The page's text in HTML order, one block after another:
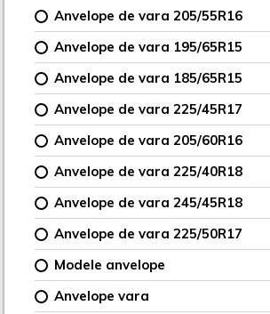
Anvelope de vara 205/55R16
Anvelope de vara 195/65R15
Anvelope de vara 185/65R15
Anvelope de vara 225/45R17
Anvelope de vara 205/60R16
Anvelope de vara 225/40R18
Anvelope de vara 245/45R18
Anvelope de vara 225/50R17
Modele anvelope
Anvelope vara